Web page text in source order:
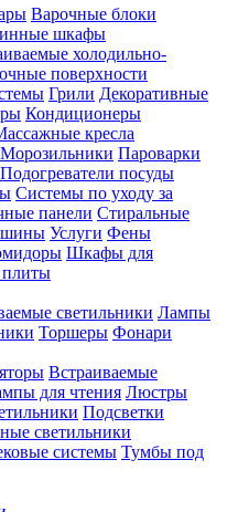
Варочные блоки
шкафы
холодильно-
поверхности
Грили Декоративные
Кондиционеры
кресла
Морозильники Пароварки
Подогреватели посуды
Системы по уходу за
панели Стиральные
Услуги Фены
Шкафы для
плиты
светильники Лампы
Торшеры Фонари
Встраиваемые
для чтения Люстры
Подсветки
светильники
системы Тумбы под